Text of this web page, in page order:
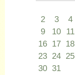
2
3 4
9
10 11
16 17 18
23 24 25
30 31